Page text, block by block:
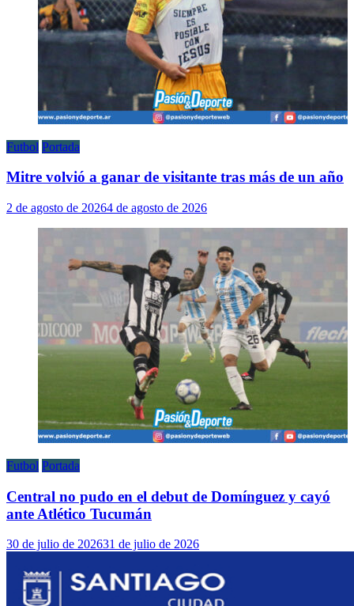
Futbol Portada
Mitre volvió a ganar de visitante tras más de un año
2 de agosto de 20264 de agosto de 2026
Futbol Portada
Central no pudo en el debut de Domínguez y cayó
ante Atlético Tucumán
30 de julio de 202631 de julio de 2026